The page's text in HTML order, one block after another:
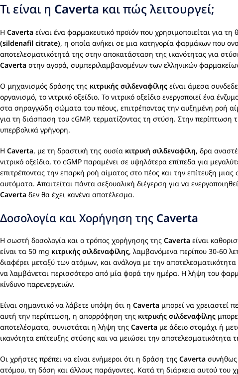
Τι είναι η Caverta και πώς λειτουργεί;
Η Caverta είναι ένα φαρμακευτικό προϊόν που χρησιμοποιείται για τη
(sildenafil citrate), η οποία ανήκει σε μια κατηγορία φαρμάκων που
αποτελεσματικότητά της στην αποκατάσταση της ικανότητας για
Caverta στην αγορά, συμπεριλαμβανομένων των ελληνικών
Ο μηχανισμός δράσης της κιτρικής σιλδεναφίλης είναι άμεσα
οργανισμό, το νιτρικό οξείδιο. Το νιτρικό οξείδιο ενεργοποιεί ένα
στα σηραγγώδη σώματα του πέους, επιτρέποντας την αυξημένη ροή
για τη διάσπαση του cGMP, τερματίζοντας τη στύση. Στην περίπτωση
υπερβολικά γρήγορη.
Η Caverta, με τη δραστική της ουσία κιτρική σιλδεναφίλη, δρα
νιτρικό οξείδιο, το cGMP παραμένει σε υψηλότερα επίπεδα για
επιτρέποντας την επαρκή ροή αίματος στο πέος και την επίτευξη μιας
αυτόματα. Απαιτείται πάντα σεξουαλική διέγερση για να
Caverta δεν θα έχει κανένα αποτέλεσμα.
Δοσολογία και Χορήγηση της Caverta
Η σωστή δοσολογία και ο τρόπος χορήγησης της Caverta είναι
είναι τα 50 mg κιτρικής σιλδεναφίλης, λαμβανόμενα περίπου 30-60
διαφέρει μεταξύ των ατόμων, και ανάλογα με την
να λαμβάνεται περισσότερο από μία φορά την ημέρα. Η λήψη του
κίνδυνο παρενεργειών.
Είναι σημαντικό να λάβετε υπόψη ότι η Caverta μπορεί να χρειαστεί
αυτή την περίπτωση, η απορρόφηση της κιτρικής σιλδεναφίλης
αποτελέσματα, συνιστάται η λήψη της Caverta με άδειο στομάχι ή
ικανότητα επίτευξης στύσης και να μειώσει την αποτελεσματικότητα
Οι χρήστες πρέπει να είναι ενήμεροι ότι η δράση της Caverta συνήθως
ατόμου, τη δόση και άλλους παράγοντες. Κατά τη διάρκεια αυτού του